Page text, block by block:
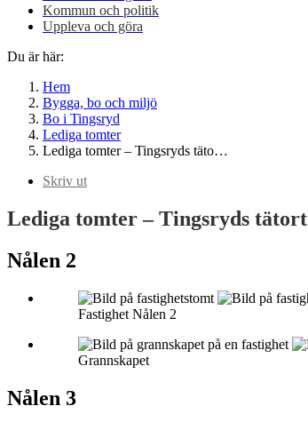
Kommun och politik
Uppleva och göra
Du är här:
Hem
Bygga, bo och miljö
Bo i Tingsryd
Lediga tomter
Lediga tomter – Tingsryds täto…
Skriv ut
Lediga tomter – Tingsryds tätort
Nålen 2
Fastighet Nålen 2
Grannskapet
Nålen 3